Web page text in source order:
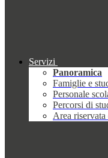
Servizi
Panoramica
Famiglie e
Personale
Percorsi di
Area riservata